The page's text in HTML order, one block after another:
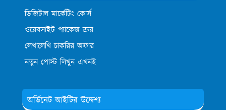
ডিজিটাল মার্কেটিং কোর্স
ওয়েবসাইট প্যাকেজ ক্রয়
লেখালেখি চাকরির অফার
নতুন পোস্ট লিখুন এখনই
অর্ডিনেট আইটির উদ্দেশ্য